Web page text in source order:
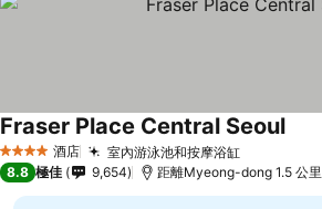
4 星級 酒店 室內游泳池和按摩浴缸
Fraser Place Central Seoul
8.8 極佳 9,654 距離Myeong-dong 1.5 公里